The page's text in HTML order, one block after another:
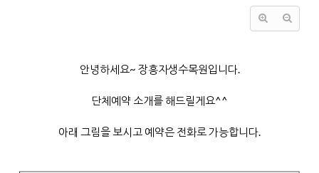
안녕하세요~ 장흥자생수목원입니다.
단체예약 소개를 해드릴게요^^
아래 그림을 보시고 예약은 전화로 가능합니다.